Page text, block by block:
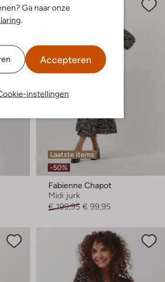
Ga naar onze
Accepteren
instellingen
Laatste items
-50%
Fabienne Chapot
Midi jurk
€ 199,95 € 99,95